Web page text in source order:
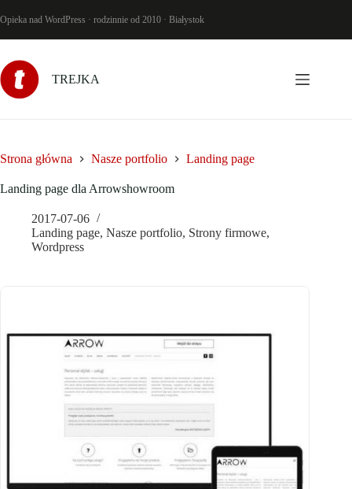
do
Opieka nad WordPress · rodzinnie od 2010 · Białystok
TREJKA
Strona główna Nasze portfolio Landing page
Landing page dla Arrowshowroom
2017-07-06
Landing page, Nasze portfolio, Strony firmowe,
Wordpress